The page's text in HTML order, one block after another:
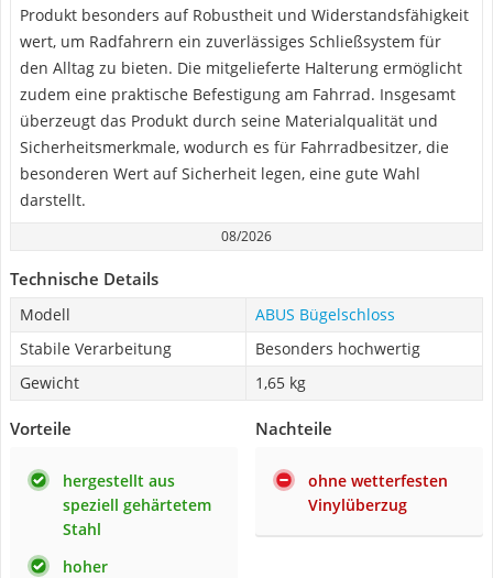
Produkt besonders auf Robustheit und Widerstandsfähigkeit
wert, um Radfahrern ein zuverlässiges Schließsystem für
den Alltag zu bieten. Die mitgelieferte Halterung ermöglicht
zudem eine praktische Befestigung am Fahrrad. Insgesamt
überzeugt das Produkt durch seine Materialqualität und
Sicherheitsmerkmale, wodurch es für Fahrradbesitzer, die
besonderen Wert auf Sicherheit legen, eine gute Wahl
darstellt.
08/2026
Technische Details
Modell
ABUS Bügelschloss
Stabile Verarbeitung
Besonders hochwertig
Gewicht
1,65 kg
Vorteile
hergestellt aus
speziell gehärtetem
Stahl
hoher
Nachteile
ohne wetterfesten
Vinylüberzug